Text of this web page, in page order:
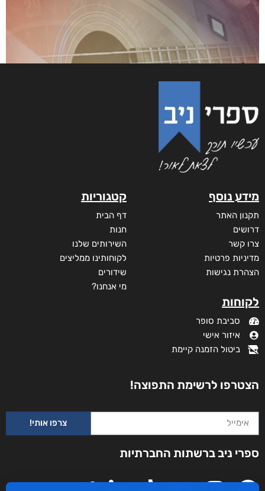
דורג
5.00
₪29
–
46
₪35
₪29
מידע נוסף
תקנון האתר
דרושים
צרו קשר
מדיניות פרטיות
הצהרת נגישות
לקוחות
סביבת סופר
איזור אישי
ביטול הזמנה קיימת
קטגוריות
דף הבית
חנות
השירותים שלנו
לקוחותינו ממליצים
שידורים
מי אנחנו?
הצטרפו לרשימת התפוצה!
צרפו אותי!
ספרי ניב ברשתות החברתיות